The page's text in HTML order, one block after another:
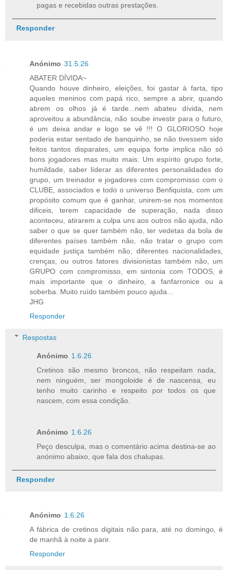
pagas e recebidas outras prestações.
Responder
Anónimo 31.5.26
ABATER DÍVIDA~
Quando houve dinheiro, eleições, foi gastar à farta, tipo
aqueles meninos com papá rico, sempre a abrir, quando
abrem os olhos já é tarde...nem abateu dívida, nem
aproveitou a abundância, não soube investir para o futuro,
é um deixa andar e logo se vê !!! O GLORIOSO hoje
poderia estar sentado de banquinho, se não tivessem sido
feitos tantos disparates, um equipa forte implica não só
bons jogadores mas muito mais: Um espírito grupo forte,
humildade, saber líderar as diferentes personalidades do
grupo, um treinador e jogadores com compromisso com o
CLUBE, associados e todo o universo Benfiquista, com um
propósito comum que é ganhar, unirem-se nos momentos
dificeis, terem capacidade de superação, nada disso
aconteceu, atirarem a culpa uns aos outros não ajuda, não
saber o que se quer também não, ter vedetas da bola de
diferentes países também não, não tratar o grupo com
equidade justiça também não, diferentes nacionalidades,
crenças, ou outros fatores divisionistas também não, um
GRUPO com compromisso, em sintonia com TODOS, é
mais importante que o dinheiro, a fanfarronice ou a
soberba. Muito ruído também pouco ajuda...
JHG
Responder
Respostas
Anónimo 1.6.26
Cretinos são mesmo broncos, não respeitam nada,
nem ninguém, ser mongoloide é de nascensa, eu
tenho muito carinho e respeito por todos os que
nascem, com essa condição.
Anónimo 1.6.26
Peço desculpa, mas o comentário acima destina-se ao
anónimo abaixo, que fala dos chalupas.
Responder
Anónimo 1.6.26
A fábrica de cretinos digitais não para, até no domingo, é
de manhã à noite a parir.
Responder